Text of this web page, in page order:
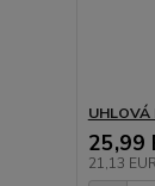
UHLOVÁ
25,99
21,13 EUR